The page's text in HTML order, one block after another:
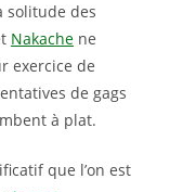
solitude des
Nakache ne
exercice de
de gags
à plat.
que l’on est